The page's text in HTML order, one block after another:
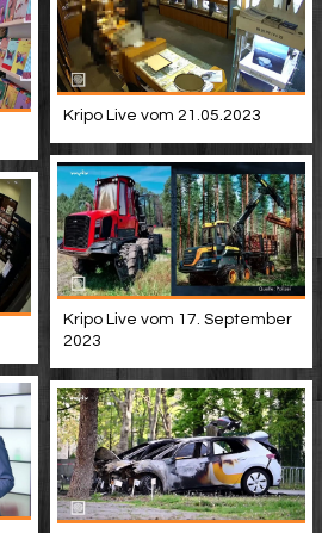
Kripo Live vom 21.05.2023
Kripo Live vom 17. September
2023